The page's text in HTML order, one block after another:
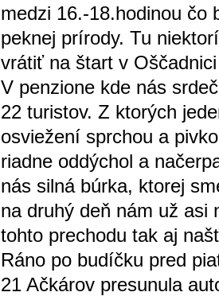
medzi 16.-18.hodinou čo
peknej prírody. Tu
vrátiť na štart v
V penzione kde nás
22 turistov. Z ktorých
osviežení sprchou a
riadne oddýchol a
nás silná búrka, ktorej
na druhý deň nám už asi
tohto prechodu tak aj
Ráno po budíčku pred
21 Ačkárov presunula